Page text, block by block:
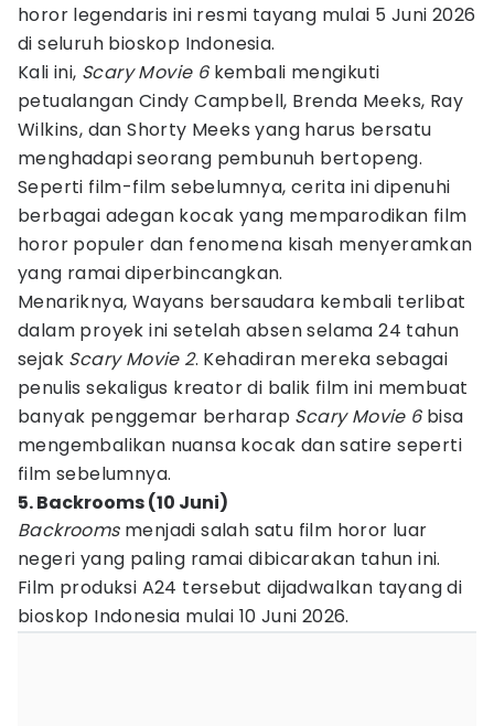
horor legendaris ini resmi tayang mulai 5 Juni 2026
di seluruh bioskop Indonesia.
Kali ini, Scary Movie 6 kembali mengikuti
petualangan Cindy Campbell, Brenda Meeks, Ray
Wilkins, dan Shorty Meeks yang harus bersatu
menghadapi seorang pembunuh bertopeng.
Seperti film-film sebelumnya, cerita ini dipenuhi
berbagai adegan kocak yang memparodikan film
horor populer dan fenomena kisah menyeramkan
yang ramai diperbincangkan.
Menariknya, Wayans bersaudara kembali terlibat
dalam proyek ini setelah absen selama 24 tahun
sejak Scary Movie 2. Kehadiran mereka sebagai
penulis sekaligus kreator di balik film ini membuat
banyak penggemar berharap Scary Movie 6 bisa
mengembalikan nuansa kocak dan satire seperti
film sebelumnya.
5. Backrooms (10 Juni)
Backrooms menjadi salah satu film horor luar
negeri yang paling ramai dibicarakan tahun ini.
Film produksi A24 tersebut dijadwalkan tayang di
bioskop Indonesia mulai 10 Juni 2026.